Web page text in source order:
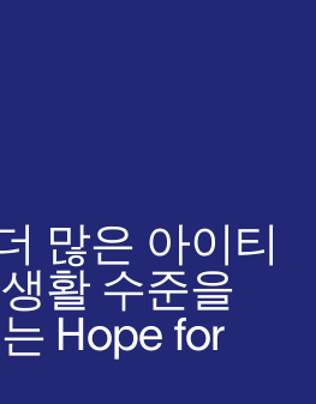
많은 아이티
활 수준을
Hope for